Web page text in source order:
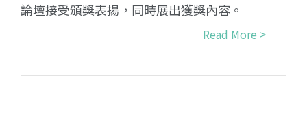
論壇接受頒獎表揚，同時展出獲獎內容。
Read More >